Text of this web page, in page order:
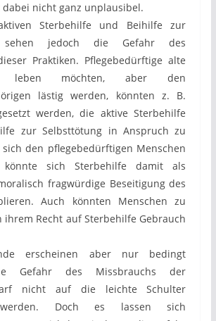
nicht ganz unplausibel.
Sterbehilfe und Beihilfe zur
sehen jedoch die Gefahr des
Praktiken. Pflegebedürftige alte
leben möchten, aber den
lästig werden, könnten z. B.
werden, die aktive Sterbehilfe
zur Selbsttötung in Anspruch zu
den pflegebedürftigen Menschen
könnte sich Sterbehilfe damit als
fragwürdige Beseitigung des
Auch könnten Menschen zu
ihrem Recht auf Sterbehilfe Gebrauch
erscheinen aber nur bedingt
Gefahr des Missbrauchs der
nicht auf die leichte Schulter
werden. Doch es lassen sich